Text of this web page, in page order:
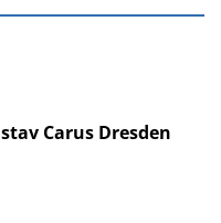
Carus ­Dresden